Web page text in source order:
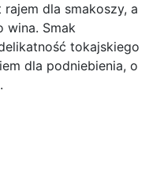
rajem dla smakoszy, a
wina. Smak
tokajskiego
dla podniebienia, o